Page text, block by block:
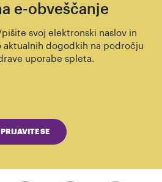
e-obveščanje
svoj elektronski naslov in
aktualnih dogodkih na področju
uporabe spleta.
PRIJAVITE SE